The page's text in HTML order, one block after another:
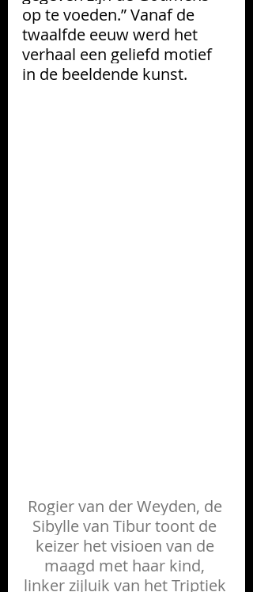
op te voeden.” Vanaf de
twaalfde eeuw werd het
verhaal een geliefd motief
in de beeldende kunst.
Rogier van der Weyden, de
Sibylle van Tibur toont de
keizer het visioen van de
maagd met haar kind,
linker zijluik van het Triptiek